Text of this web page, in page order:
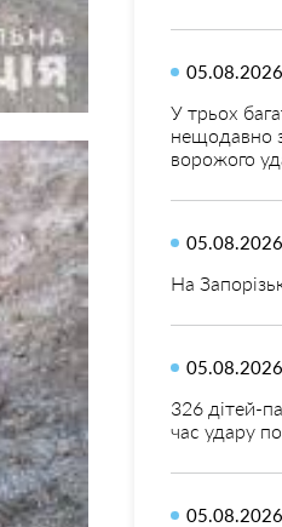
У трьох
нещодавно
ворожого
На
326 дітей-
час удару